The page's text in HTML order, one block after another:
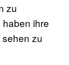
zu
haben ihre
zu